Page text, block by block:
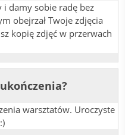
damy sobie radę bez
obejrzał Twoje zdjęcia
kopię zdjęć w przerwach
warsztatów. Uroczyste